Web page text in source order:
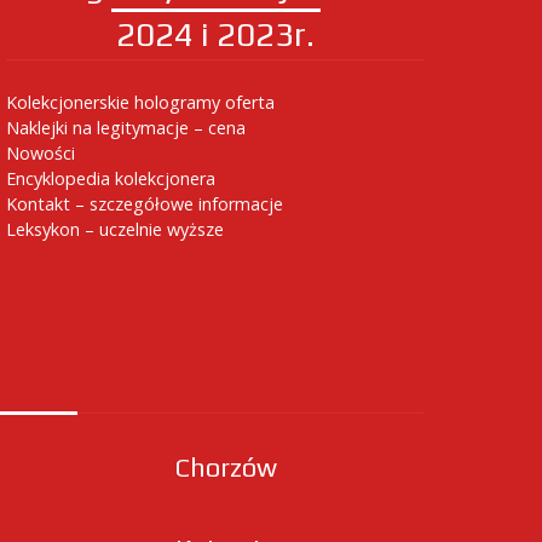
2024 i 2023r.
Kolekcjonerskie hologramy oferta
Naklejki na legitymacje – cena
Nowości
Encyklopedia kolekcjonera
Kontakt – szczegółowe informacje
Leksykon – uczelnie wyższe
Chorzów